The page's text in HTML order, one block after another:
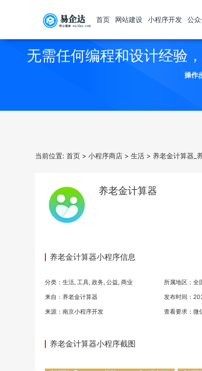
首页 网站建设 小程序开发 公
无需任何编程和设计经验
操作
当前位置: 首页 > 小程序商店 > 生活 > 养老金计算器_
养老金计算器
养老金计算器小程序信息
分类： 生活, 工具, 政务, 公益, 商业
所属地区：全
来自：养老金计算器
发布时间：
来源： 南京小程序开发 查看要求：微
养老金计算器小程序截图